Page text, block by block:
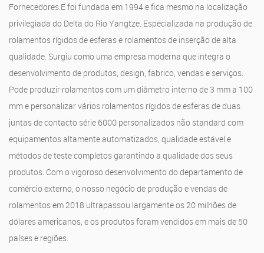
Fornecedores .E foi fundada em 1994 e fica mesmo na localização
privilegiada do Delta do Rio Yangtze. Especializada na produção de
rolamentos rígidos de esferas e rolamentos de inserção de alta
qualidade. Surgiu como uma empresa moderna que integra o
desenvolvimento de produtos, design, fabrico, vendas e serviços.
Pode produzir rolamentos com um diâmetro interno de 3 mm a 100
mm e personalizar vários rolamentos rígidos de esferas de duas
juntas de contacto série 6000 personalizados não standard com
equipamentos altamente automatizados, qualidade estável e
métodos de teste completos garantindo a qualidade dos seus
produtos. Com o vigoroso desenvolvimento do departamento de
comércio externo, o nosso negócio de produção e vendas de
rolamentos em 2018 ultrapassou largamente os 20 milhões de
dólares americanos, e os produtos foram vendidos em mais de 50
países e regiões.